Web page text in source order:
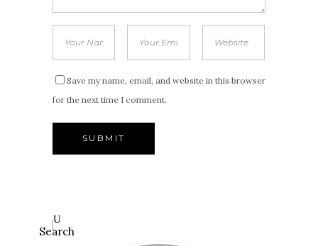
Save my name, email, and website in this browser
for the next time I comment.
Search